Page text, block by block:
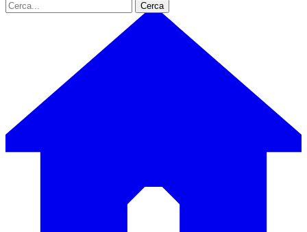
Cerca